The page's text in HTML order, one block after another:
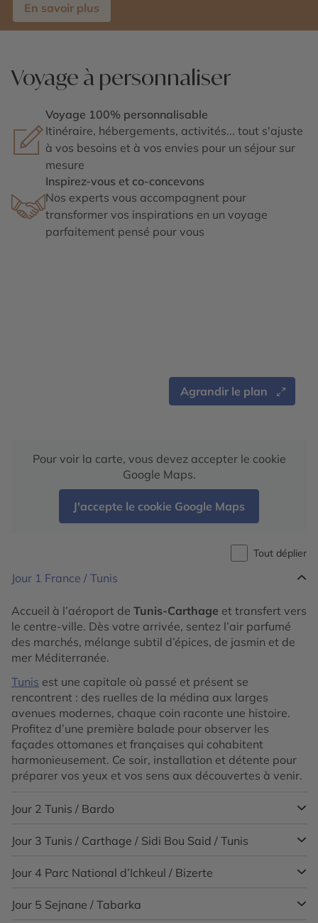
En savoir plus
Voyage à personnaliser
Voyage 100% personnalisable
Itinéraire, hébergements, activités... tout s'ajuste
à vos besoins et à vos envies pour un séjour sur
mesure
Inspirez-vous et co-concevons
Nos experts vous accompagnent pour
transformer vos inspirations en un voyage
parfaitement pensé pour vous
Agrandir le plan
Pour voir la carte, vous devez accepter le cookie
Google Maps.
J'accepte le cookie Google Maps
Tout déplier
Jour 1 France / Tunis
Accueil à l’aéroport de Tunis-Carthage et transfert vers
le centre-ville. Dès votre arrivée, sentez l’air parfumé
des marchés, mélange subtil d’épices, de jasmin et de
mer Méditerranée.
Tunis est une capitale où passé et présent se
rencontrent : des ruelles de la médina aux larges
avenues modernes, chaque coin raconte une histoire.
Profitez d’une première balade pour observer les
façades ottomanes et françaises qui cohabitent
harmonieusement. Ce soir, installation et détente pour
préparer vos yeux et vos sens aux découvertes à venir.
Jour 2 Tunis / Bardo
Aujourd’hui, immersion dans l’histoire de la Tunisie
antique avec la visite duMusée du Bardo, qui abrite
l’une des plus prestigieuses collections de mosaïques
romaines au monde. Chaque salle dévoile des scènes
de la vie quotidienne, mythologiques ou religieuses,
avec un détail artistique stupéfiant.
Jour 3 Tunis / Carthage / Sidi Bou Said / Tunis
Départ pourCarthage, l’ancienne capitale punique et
romaine inscrite au patrimoine mondial de l’UNESCO.
Sur la colline de Byrsa, imaginez Hannibal et ses
éléphants traversant les collines, contemplez lesports
Jour 4 Parc National d’Ichkeul / Bizerte
Journée nature et découverte écologique.
Jour 5 Sejnane / Tabarka